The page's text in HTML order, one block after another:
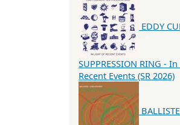
EDDY
SUPPRESSION RING -
Recent Events (SR 2026)